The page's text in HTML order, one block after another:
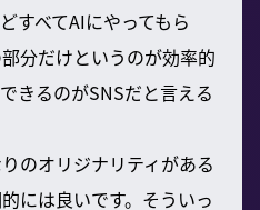
すべてAIにやってもら
分だけというのが効率的
きるのがSNSだと言える
のオリジナリティがある
には良いです。そういっ